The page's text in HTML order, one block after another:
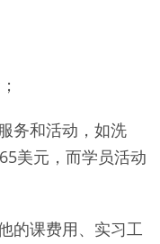
务和活动，如洗
美元，而学员活动
的课费用、实习工